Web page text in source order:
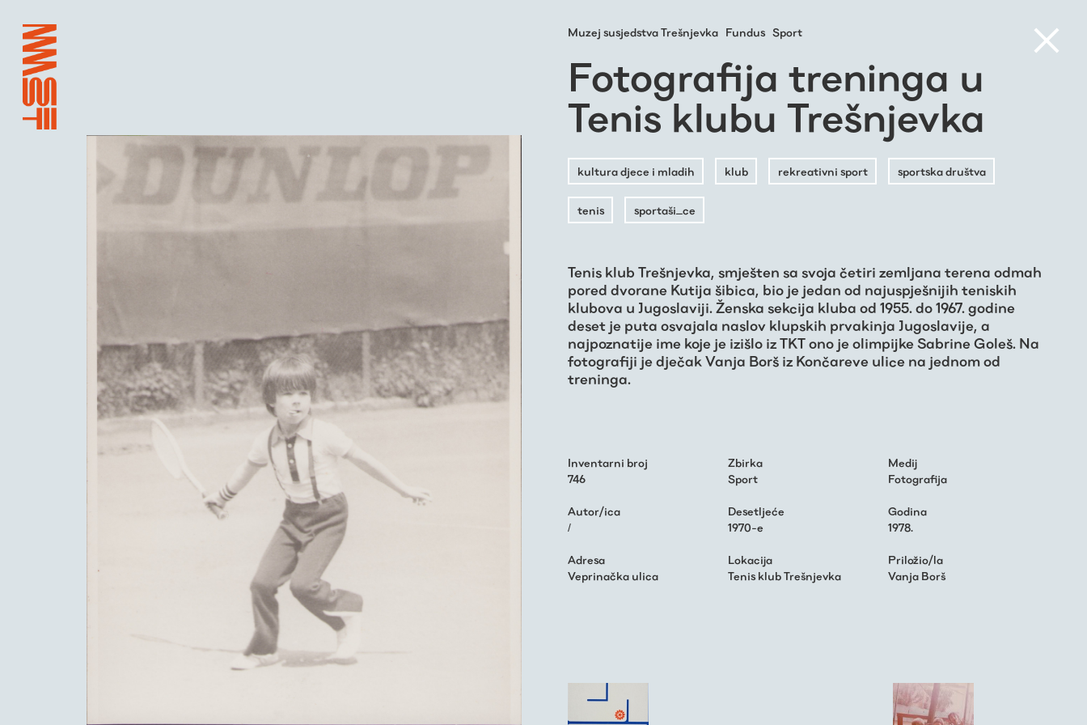
Muzej susjedstva Trešnjevka Fundus Sport
Fotografija treninga u
Tenis klubu Trešnjevka
kultura djece i mladih klub rekreativni sport sportska društva
tenis sportaši_ce
Tenis klub Trešnjevka, smješten sa svoja četiri zemljana terena odmah
pored dvorane Kutija šibica, bio je jedan od najuspješnijih teniskih
klubova u Jugoslaviji. Ženska sekcija kluba od 1955. do 1967. godine
deset je puta osvajala naslov klupskih prvakinja Jugoslavije, a
najpoznatije ime koje je izišlo iz TKT ono je olimpijke Sabrine Goleš. Na
fotografiji je dječak Vanja Borš iz Končareve ulice na jednom od
treninga.
Inventarni broj
746
Zbirka
Sport
Medij
Fotografija
Autor/ica
/
Desetljeće
1970-e
Godina
1978.
Adresa
Veprinačka ulica
Lokacija
Tenis klub Trešnjevka
Priložio/la
Vanja Borš